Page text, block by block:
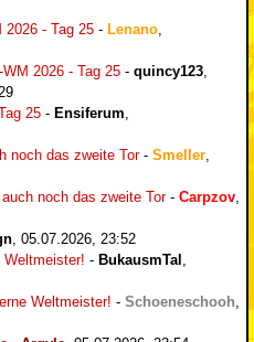
2026 - Tag 25 - Lenano
2026 - Tag 25 - quincy123
25 - Ensiferum
noch das zweite Tor- Smeller
noch das zweite Tor- Carpzov
05.07.2026, 23:52
Weltmeister! - BukausmTal
Weltmeister! - Schoeneschooh